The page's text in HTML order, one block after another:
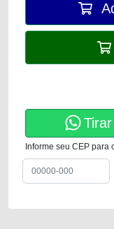
Informe seu CEP para